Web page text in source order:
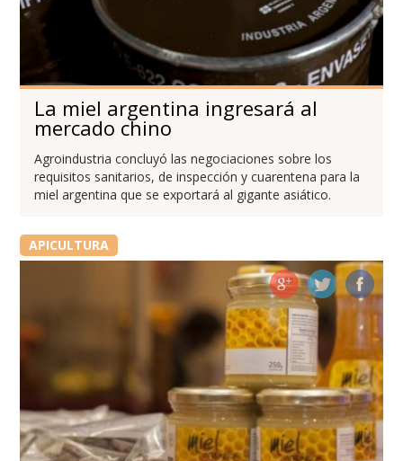
La miel argentina ingresará al
mercado chino
Agroindustria concluyó las negociaciones sobre los
requisitos sanitarios, de inspección y cuarentena para la
miel argentina que se exportará al gigante asiático.
APICULTURA